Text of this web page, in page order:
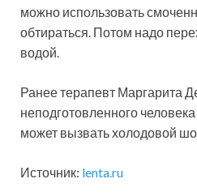
можно использовать
обтираться. Потом надо
водой.
Ранее терапевт Маргарита
неподготовленного
может вызвать холодовой
Источник: lenta.ru